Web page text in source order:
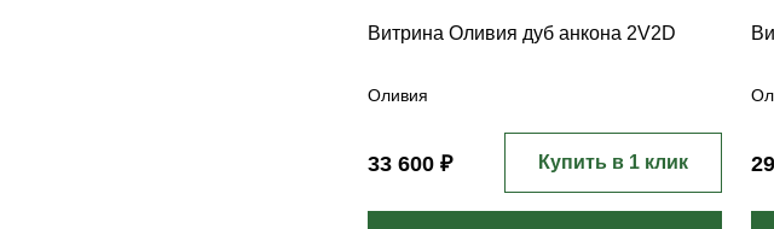
Витрина Оливия дуб анкона 2V2D
Оливия
33 600 ₽ Купить в 1 клик